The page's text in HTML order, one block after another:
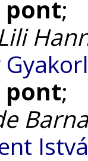
pont;
pont;